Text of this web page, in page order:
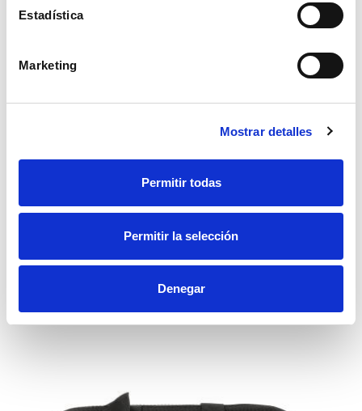
Estadística
Marketing
Mostrar detalles
Permitir todas
Permitir la selección
Denegar
Maletín organizador de 4 huecos
Maletín organizador IRONSIDE con 4 huecos y 21 separadores de
7,73€